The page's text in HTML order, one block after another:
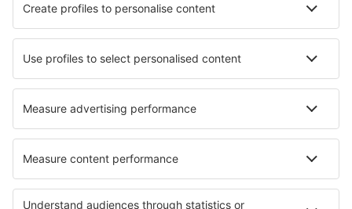
Ryanair
Wizz Air
easyJet
Lufthansa
KLM
O eSky
Všeobecné podmínky
Moje rezervace
Politika ochrany soukromí